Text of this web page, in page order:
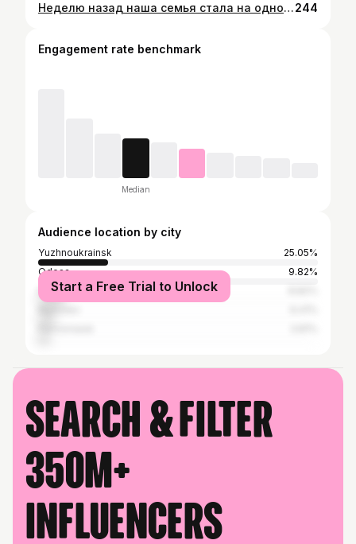
Неделю назад наша семья стала на одного больше!теперь без этого человечка я не представляю жизни!теперь я стала не только мамой дочек,а теперь я мама сына!гордость переполняет меня)я так о вас мечтала-мои самые дорогие в мире дети!!!я благодарна богу,что я мама!!!#мамадочек👭🎀 #мамасына👼💙🙏 #счестьебытьмамой#моясемямоебогатстволюблю244
Engagement rate benchmark
Median
Audience location by city
Yuzhnoukrainsk
25.05%
Odesa
9.82%
KyivStart a Free Trial to Unlock
Search & filter
350M+
influencers